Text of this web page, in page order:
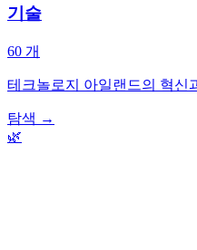
기술
60 개
테크놀로지 아일랜드의 혁신
탐색 →
🌿